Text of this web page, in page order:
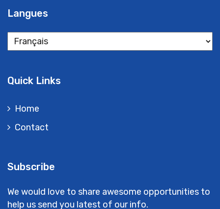
Langues
Quick Links
Home
Contact
Subscribe
We would love to share awesome opportunities to
help us send you latest of our info.